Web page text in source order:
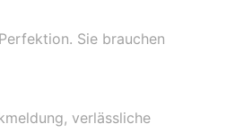
Sie brauchen
verlässliche